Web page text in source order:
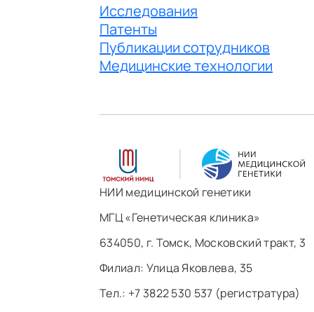
Исследования
Патенты
Публикации сотрудников
Медицинские технологии
НИИ медицинской генетики
МГЦ «Генетическая клиника»
634050, г. Томск, Московский тракт, 3
Филиал: ​Улица Яковлева, 35
Тел.: +7 3822 530 537 (регистратура)